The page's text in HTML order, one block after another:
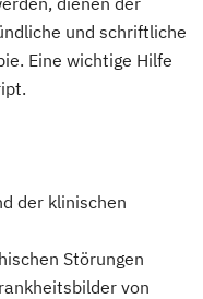
und schriftliche
Eine wichtige Hilfe
der klinischen
Störungen
von